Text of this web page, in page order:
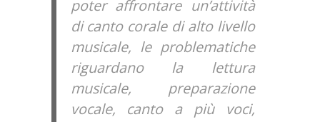
poter affrontare un’attività
di canto corale di alto livello
musicale, le problematiche
riguardano la lettura
musicale, preparazione
vocale, canto a più voci,